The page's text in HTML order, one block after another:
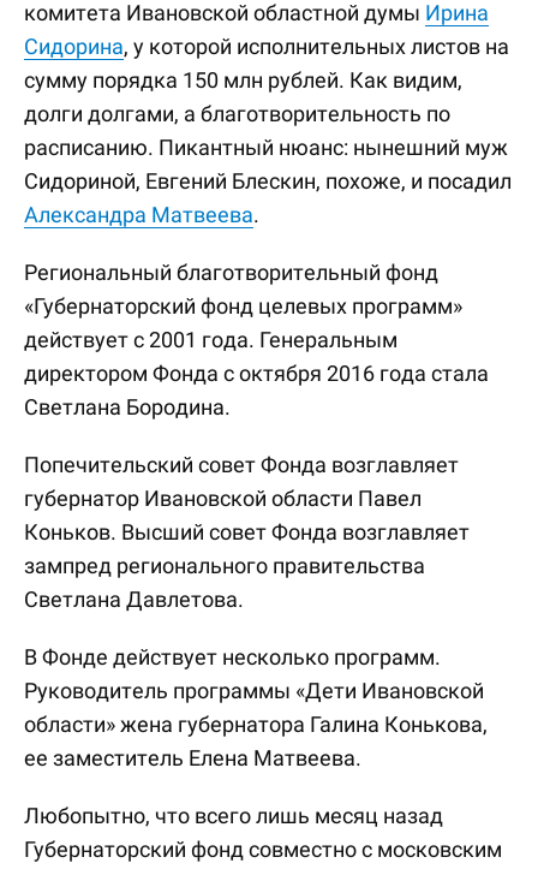
комитета Ивановской областной думы Ирина
Сидорина, у которой исполнительных листов на
сумму порядка 150 млн рублей. Как видим,
долги долгами, а благотворительность по
расписанию. Пикантный нюанс: нынешний муж
Сидориной, Евгений Блескин, похоже, и посадил
Александра Матвеева.
Региональный благотворительный фонд
«Губернаторский фонд целевых программ»
действует с 2001 года. Генеральным
директором Фонда с октября 2016 года стала
Светлана Бородина.
Попечительский совет Фонда возглавляет
губернатор Ивановской области Павел
Коньков. Высший совет Фонда возглавляет
зампред регионального правительства
Светлана Давлетова.
В Фонде действует несколько программ.
Руководитель программы «Дети Ивановской
области» жена губернатора Галина Конькова,
ее заместитель Елена Матвеева.
Любопытно, что всего лишь месяц назад
Губернаторский фонд совместно с московским